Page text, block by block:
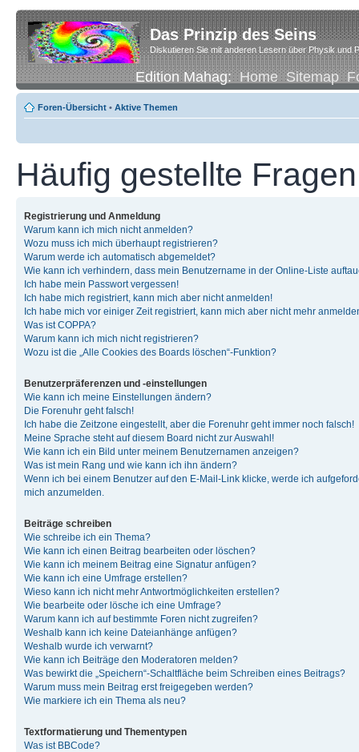
Das Prinzip des Seins
Diskutieren Sie mit anderen Lesern über Physik und
Edition Mahag:Home Sitemap
Foren-Übersicht • Aktive Themen
Häufig gestellte Fragen
Registrierung und Anmeldung
Warum kann ich mich nicht anmelden?
Wozu muss ich mich überhaupt registrieren?
Warum werde ich automatisch abgemeldet?
Wie kann ich verhindern, dass mein Benutzername in der Online-Liste
Ich habe mein Passwort vergessen!
Ich habe mich registriert, kann mich aber nicht anmelden!
Ich habe mich vor einiger Zeit registriert, kann mich aber nicht mehr
Was ist COPPA?
Warum kann ich mich nicht registrieren?
Wozu ist die „Alle Cookies des Boards löschen“-Funktion?
Benutzerpräferenzen und -einstellungen
Wie kann ich meine Einstellungen ändern?
Die Forenuhr geht falsch!
Ich habe die Zeitzone eingestellt, aber die Forenuhr geht immer noch falsch!
Meine Sprache steht auf diesem Board nicht zur Auswahl!
Wie kann ich ein Bild unter meinem Benutzernamen anzeigen?
Was ist mein Rang und wie kann ich ihn ändern?
Wenn ich bei einem Benutzer auf den E-Mail-Link klicke, werde ich
mich anzumelden.
Beiträge schreiben
Wie schreibe ich ein Thema?
Wie kann ich einen Beitrag bearbeiten oder löschen?
Wie kann ich meinem Beitrag eine Signatur anfügen?
Wie kann ich eine Umfrage erstellen?
Wieso kann ich nicht mehr Antwortmöglichkeiten erstellen?
Wie bearbeite oder lösche ich eine Umfrage?
Warum kann ich auf bestimmte Foren nicht zugreifen?
Weshalb kann ich keine Dateianhänge anfügen?
Weshalb wurde ich verwarnt?
Wie kann ich Beiträge den Moderatoren melden?
Was bewirkt die „Speichern“-Schaltfläche beim Schreiben eines Beitrags?
Warum muss mein Beitrag erst freigegeben werden?
Wie markiere ich ein Thema als neu?
Textformatierung und Thementypen
Was ist BBCode?